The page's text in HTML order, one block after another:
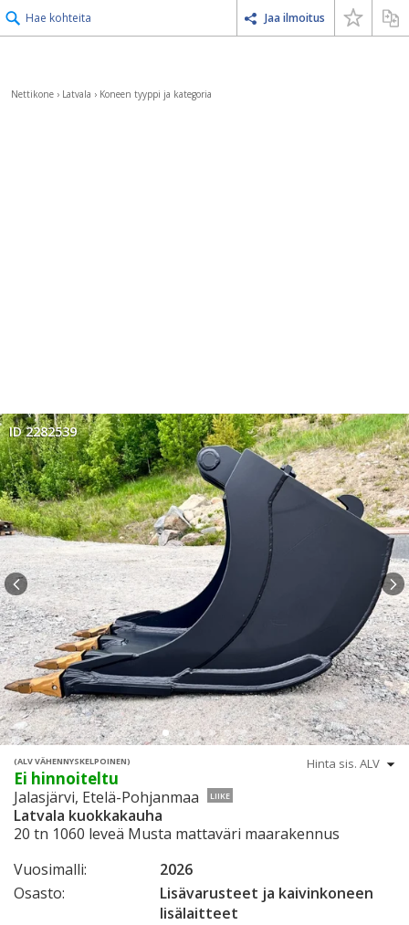
Hae kohteita Jaa ilmoitus
Nettikone › Latvala › Koneen tyyppi ja kategoria
ID 2282539
(ALV VÄHENNYSKELPOINEN)
Ei hinnoiteltu
Jalasjärvi, Etelä-Pohjanmaa LIIKE
Latvala kuokkakauha
20 tn 1060 leveä Musta mattaväri maarakennus
Vuosimalli:
2026
Osasto:
Lisävarusteet ja kaivinkoneen
lisälaitteet